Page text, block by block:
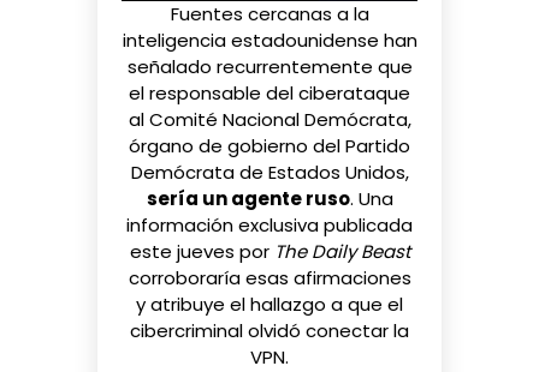
Fuentes cercanas a la
inteligencia estadounidense han
señalado recurrentemente que
el responsable del ciberataque
al Comité Nacional Demócrata,
órgano de gobierno del Partido
Demócrata de Estados Unidos,
sería un agente ruso. Una
información exclusivapublicada
este jueves por The Daily Beast
corroboraría esas afirmaciones
y atribuye el hallazgo a que el
cibercriminal olvidó conectar la
VPN.